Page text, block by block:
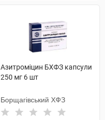
Азитроміцин БХФЗ капсули
250 мг 6 шт
Борщагівський ХФЗ